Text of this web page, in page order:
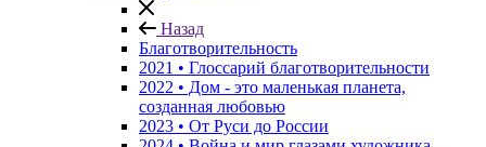
Назад
Благотворительность
2021 • Глоссарий благотворительности
2022 • Дом - это маленькая планета,
созданная любовью
2023 • От Руси до России